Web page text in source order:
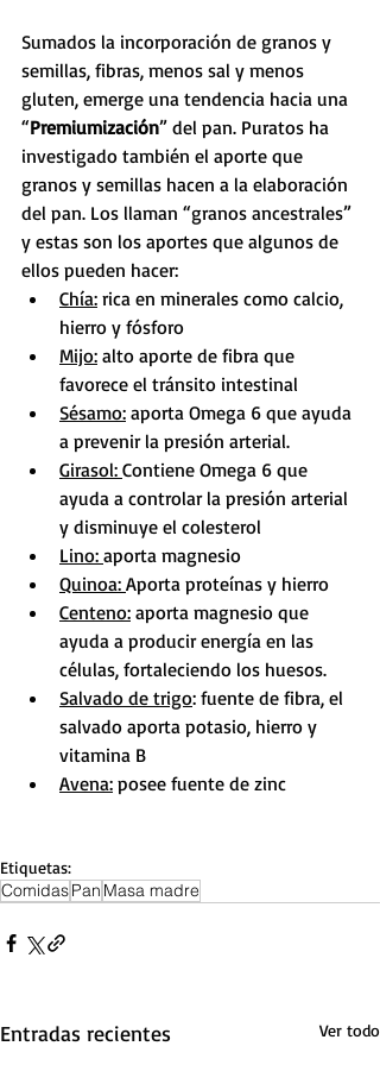
Sumados la incorporación de granos y
semillas, fibras, menos sal y menos
gluten, emerge una tendencia hacia una
“Premiumización” del pan. Puratos ha
investigado también el aporte que
granos y semillas hacen a la elaboración
del pan. Los llaman “granos ancestrales”
y estas son los aportes que algunos de
ellos pueden hacer:
Chía: rica en minerales como calcio,
hierro y fósforo
Mijo: alto aporte de fibra que
favorece el tránsito intestinal
Sésamo: aporta Omega 6 que ayuda
a prevenir la presión arterial.
Girasol: Contiene Omega 6 que
ayuda a controlar la presión arterial
y disminuye el colesterol
Lino: aporta magnesio
Quinoa: Aporta proteínas y hierro
Centeno: aporta magnesio que
ayuda a producir energía en las
células, fortaleciendo los huesos.
Salvado de trigo: fuente de fibra, el
salvado aporta potasio, hierro y
vitamina B
Avena: posee fuente de zinc
Etiquetas:
ComidasPan Masa madre
Entradas recientes Ver todo